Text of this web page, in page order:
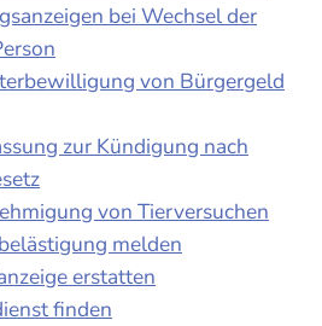
bei Wechsel der
von Bürgergeld
zur Kündigung nach
von Tierversuchen
melden
erstatten
finden